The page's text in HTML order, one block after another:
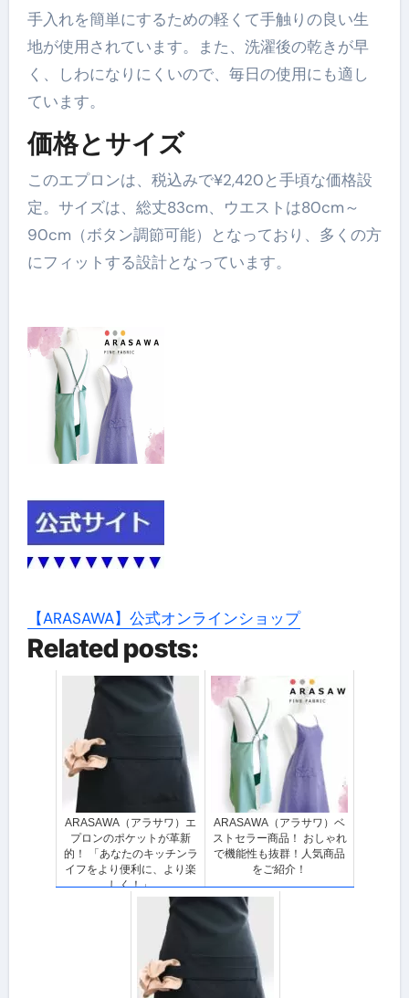
手入れを簡単にするための軽くて手触りの良い生
地が使用されています。また、洗濯後の乾きが早
く、しわになりにくいので、毎日の使用にも適し
ています。
価格とサイズ
このエプロンは、税込みで¥2,420と手頃な価格設
定。サイズは、総丈83cm、ウエストは80cm～
90cm（ボタン調節可能）となっており、多くの方
にフィットする設計となっています。
【ARASAWA】公式オンラインショップ
Related posts:
ARASAWA（アラサワ）エ
プロンのポケットが革新
的！ 「あなたのキッチンラ
イフをより便利に、より楽
しく！」
ARASAWA（アラサワ）ベ
ストセラー商品！ おしゃれ
で機能性も抜群！人気商品
をご紹介！